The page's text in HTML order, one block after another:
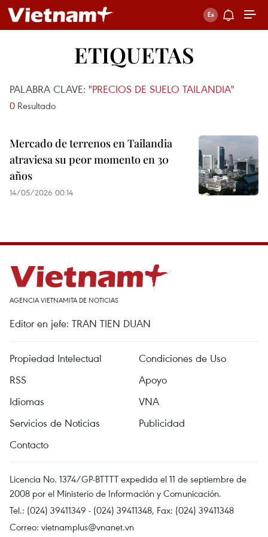
ETIQUETAS
PALABRA CLAVE: "PRECIOS DE SUELO TAILANDIA"
0 Resultado
Mercado de terrenos en Tailandia
atraviesa su peor momento en 30
años
14/05/2026 00:14
AGENCIA VIETNAMITA DE NOTICIAS
Editor en jefe: TRAN TIEN DUAN
Propiedad Intelectual
Condiciones de Uso
RSS
Apoyo
Idiomas
VNA
Servicios de Noticias
Publicidad
Contacto
Licencia No. 1374/GP-BTTTT expedida el 11 de septiembre de
2008 por el Ministerio de Información y Comunicación.
Tel.: (024) 39411349 - (024) 39411348, Fax: (024) 39411348
Correo: vietnamplus@vnanet.vn